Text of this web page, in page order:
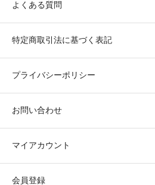
よくある質問
特定商取引法に基づく表記
プライバシーポリシー
お問い合わせ
マイアカウント
会員登録